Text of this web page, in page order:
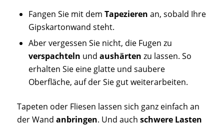
Fangen Sie mit dem Tapezieren an, sobald Ihre
Gipskartonwand steht.
Aber vergessen Sie nicht, die Fugen zu
verspachteln und aushärten zu lassen. So
erhalten Sie eine glatte und saubere
Oberfläche, auf der Sie gut weiterarbeiten.
Tapeten oder Fliesen lassen sich ganz einfach an
der Wand anbringen. Und auch schwere Lasten